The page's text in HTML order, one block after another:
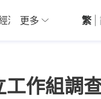
濟 01深圳 觀
更多 繁
作組調